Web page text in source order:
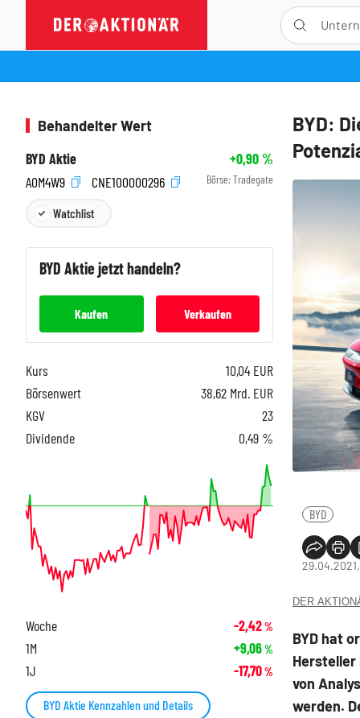
BYD:
BYD
DER
BYD hat
Hersteller
von
werden.
Behandelter Wert
BYD Aktie
+0,90%
A0M4W9
CNE100000296 Börse: Tradegate
Watchlist
BYD Aktie jetzt handeln?
Kaufen Verkaufen
Kurs 10,04 EUR
Börsenwert
38,62 Mrd. EUR
KGV
23
Dividende
0,49 %
Woche -2,42%
1M +9,06%
1J -17,70%
BYD Aktie Kennzahlen und Details